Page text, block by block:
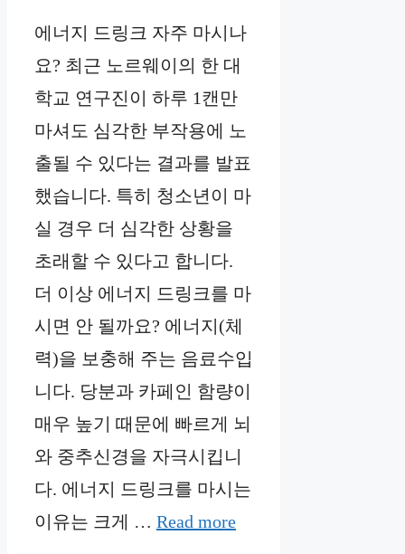
에너지 드링크 자주 마시나
요? 최근 노르웨이의 한 대
학교 연구진이 하루 1캔만
마셔도 심각한 부작용에 노
출될 수 있다는 결과를 발표
했습니다. 특히 청소년이 마
실 경우 더 심각한 상황을
초래할 수 있다고 합니다.
더 이상 에너지 드링크를 마
시면 안 될까요? 에너지(체
력)을 보충해 주는 음료수입
니다. 당분과 카페인 함량이
매우 높기 때문에 빠르게 뇌
와 중추신경을 자극시킵니
다. 에너지 드링크를 마시는
이유는 크게 … Read more